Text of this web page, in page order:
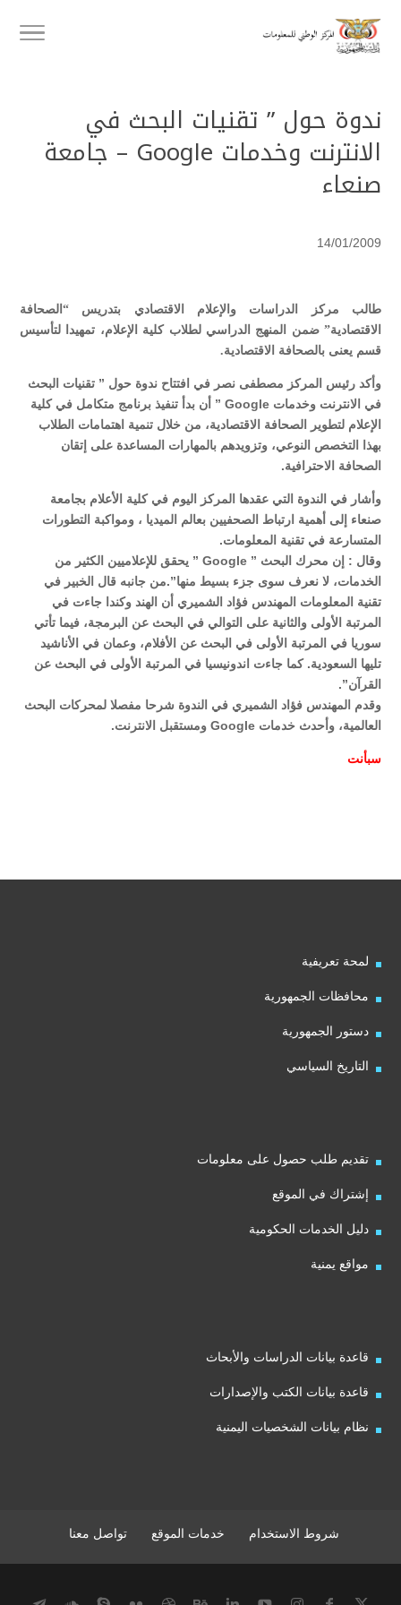
ندوة حول ” تقنيات البحث في
الانترنت وخدمات Google – جامعة
صنعاء
14/01/2009
طالب مركز الدراسات والإعلام الاقتصادي بتدريس “الصحافة
الاقتصادية” ضمن المنهج الدراسي لطلاب كلية الإعلام، تمهيدا لتأسيس
قسم يعنى بالصحافة الاقتصادية.
وأكد رئيس المركز مصطفى نصر في افتتاح ندوة حول ” تقنيات البحث
في الانترنت وخدمات Google ” أن بدأ تنفيذ برنامج متكامل في كلية
الإعلام لتطوير الصحافة الاقتصادية، من خلال تنمية اهتمامات الطلاب
بهذا التخصص النوعي، وتزويدهم بالمهارات المساعدة على إتقان
الصحافة الاحترافية.
وأشار في الندوة التي عقدها المركز اليوم في كلية الأعلام بجامعة
صنعاء إلى أهمية ارتباط الصحفيين بعالم الميديا ، ومواكبة التطورات
المتسارعة في تقنية المعلومات.
وقال : إن محرك البحث ” Google ” يحقق للإعلاميين الكثير من
الخدمات، لا نعرف سوى جزء بسيط منها”.من جانبه قال الخبير في
تقنية المعلومات المهندس فؤاد الشميري أن الهند وكندا جاءت في
المرتبة الأولى والثانية على التوالي في البحث عن البرمجة، فيما تأتي
سوريا في المرتبة الأولى في البحث عن الأفلام، وعمان في الأناشيد
تليها السعودية. كما جاءت اندونيسيا في المرتبة الأولى في البحث عن
القرآن”.
وقدم المهندس فؤاد الشميري في الندوة شرحا مفصلا لمحركات البحث
العالمية، وأحدث خدمات Google ومستقبل الانترنت.
سبأنت
لمحة تعريفية
محافظات الجمهورية
دستور الجمهورية
التاريخ السياسي
تقديم طلب حصول على معلومات
إشتراك في الموقع
دليل الخدمات الحكومية
مواقع يمنية
قاعدة بيانات الدراسات والأبحاث
قاعدة بيانات الكتب والإصدارات
نظام بيانات الشخصيات اليمنية
شروط الاستخدام خدمات الموقع تواصل معنا